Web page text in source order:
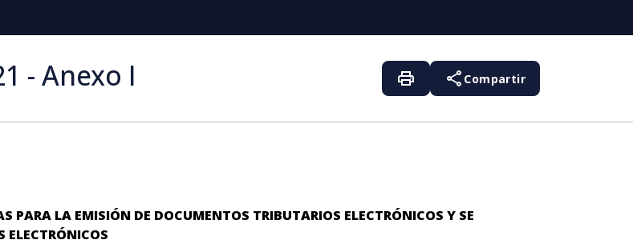
- Anexo I print share Compartir
PARA LA EMISIÓN DE DOCUMENTOS TRIBUTARIOS ELECTRÓNICOS Y SE
ELECTRÓNICOS